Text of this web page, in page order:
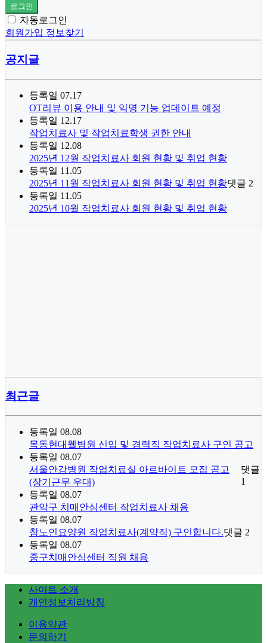
로그인
자동로그인
회원가입 정보찾기
공지글
등록일 07.17
OT리뷰 이용 안내 및 익명 기능 업데이트 예정
등록일 12.17
작업치료사 및 작업치료학생 권한 안내
등록일 12.08
2025년 12월 작업치료사 회원 현황 및 취업 현황
등록일 11.05
2025년 11월 작업치료사 회원 현황 및 취업 현황댓글 2
등록일 11.05
2025년 10월 작업치료사 회원 현황 및 취업 현황
최근글
등록일 08.08
목동현대웰병원 신입 및 경력직 작업치료사 구인 공고
등록일 08.07
서울안강병원 작업치료실 아르바이트 모집 공고
(장기근무 우대)
댓글
1
등록일 08.07
관악구 치매안심센터 작업치료사 채용
등록일 08.07
참노인요양원 작업치료사(계약직) 구인합니다.댓글 2
등록일 08.07
중구치매안심센터 직원 채용
사이트 소개
개인정보처리방침
이용약관
문의하기